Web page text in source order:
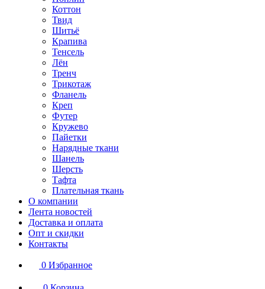
Коттон
Твид
Шитьё
Крапива
Тенсель
Лён
Тренч
Трикотаж
Фланель
Креп
Футер
Кружево
Пайетки
Нарядные ткани
Шанель
Шерсть
Тафта
Плательная ткань
О компании
Лента новостей
Доставка и оплата
Опт и скидки
Контакты
0 Избранное